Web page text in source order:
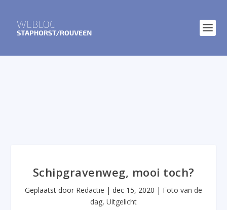
Schipgravenweg, mooi toch?
Geplaatst door Redactie | dec 15, 2020 | Foto van de
dag, Uitgelicht